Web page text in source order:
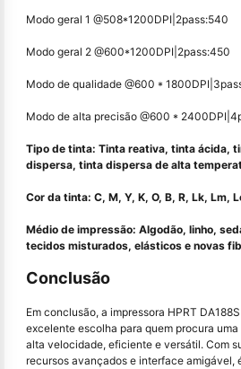
Modo geral 1 @508*1200DPI|2pass:540
Modo geral 2 @600*1200DPI|2pass:450
Modo de qualidade @600 *
Modo de alta precisão @600 *
Tipo de tinta: Tinta reativa, tinta ácida,
dispersa, tinta dispersa de alta
Cor da tinta: C, M, Y, K, O, B, R, Lk, Lm,
Médio de impressão: Algodão, linho,
tecidos misturados, elásticos e novas
Conclusão
Em conclusão, a impressora HPRT
excelente escolha para quem procura
alta velocidade, eficiente e versátil. Com
recursos avançados e interface amigável,